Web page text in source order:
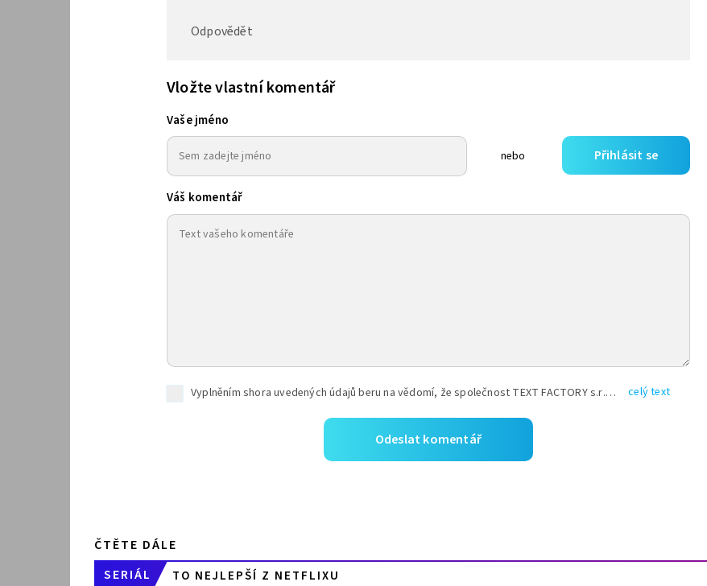
Odpovědět
Vložte vlastní komentář
Vaše jméno
nebo Přihlásit se
Váš komentář
Vyplněním shora uvedených údajů beru na vědomí, že společnost TEXT FACTORY s.r.o., sídlem Brno, Durďákova 336/29, Černá Pole, PSČ: 613 00, IČ: 06157831, zapsané u Krajského soudu v Brně, oddíl C, vložka 100399, bude zpracovávat mé osobní údaje uvedené v rámci mnou vyplněného registračního formuláře na základě oprávněných zájmů TEXT FACTORY s.r.o. dle čl. 6 odst. 1 písm. f) GDPR a pro splnění právních povinností (čl. 6 odst. 1 písm. c) GDPR), a to pro tyto účely: nezbytnost zajistit oprávnění návštěvníka webových stránek provozovaných společností TEXT FACTORY s.r.o. přispívat aktivně ke zveřejněným článkům nebo v rámci diskusních fór a výkon práv TEXT FACTORY s.r.o. jako administrátora těchto diskusních fór. Více informací o zpracování osobních údajů a právech lze nalézt v celý text
ČTĚTE DÁLE
SERIÁL
TO NEJLEPŠÍ Z NETFLIXU